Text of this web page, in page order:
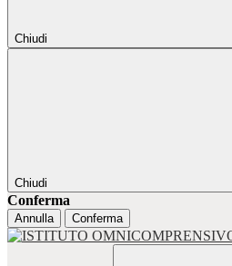
Chiudi
Chiudi
Conferma
Annulla Conferma